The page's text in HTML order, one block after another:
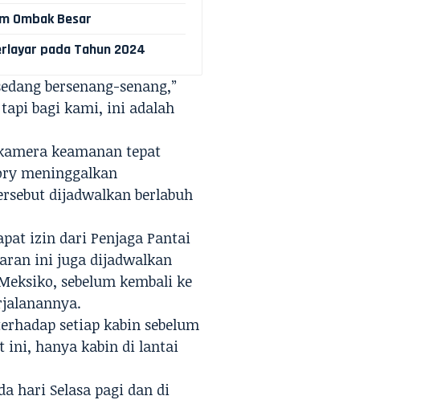
Ombak Besar
pada Tahun 2024
bersenang-senang,”
bagi kami, ini adalah
keamanan tepat
meninggalkan
dijadwalkan berlabuh
izin dari Penjaga Pantai
ini juga dijadwalkan
sebelum kembali ke
setiap kabin sebelum
ini, hanya kabin di lantai
hari Selasa pagi dan di